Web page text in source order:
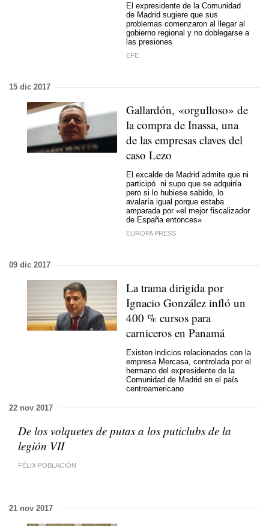
El expresidente de la Comunidad
de Madrid sugiere que sus
problemas comenzaron al llegar al
gobierno regional y no doblegarse a
las presiones
EFE
15 dic 2017
Gallardón, «orgulloso» de
la compra de Inassa, una
de las empresas claves del
caso Lezo
El excalde de Madrid admite que ni
participó ni supo que se adquiría
pero si lo hubiese sabido, lo
avalaría igual porque estaba
amparada por «el mejor fiscalizador
de España entonces»
EUROPA PRESS
09 dic 2017
La trama dirigida por
Ignacio González infló un
400 % cursos para
carniceros en Panamá
Existen indicios relacionados con la
empresa Mercasa, controlada por el
hermano del expresidente de la
Comunidad de Madrid en el país
centroamericano
22 nov 2017
De los volquetes de putas a los puticlubs de la
legión VII
FÉLIX POBLACIÓN
21 nov 2017